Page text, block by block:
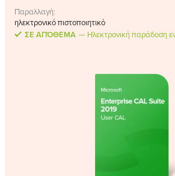
Παραλλαγή:
ηλεκτρονικό πιστοποιητικό
ΣΕ ΑΠΌΘΕΜΑ
Ηλεκτρονική παράδοση